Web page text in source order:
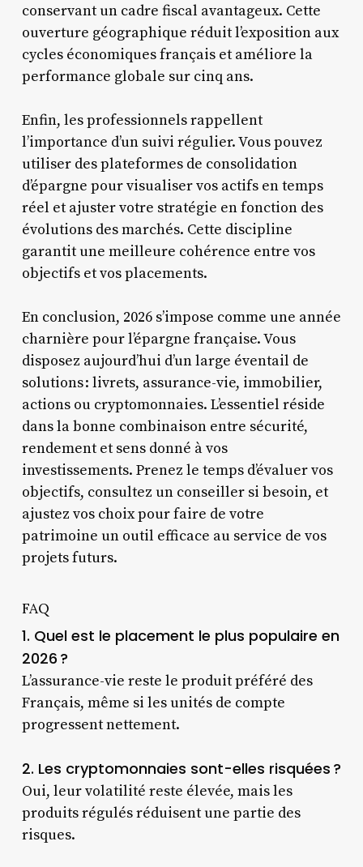
conservant un cadre fiscal avantageux. Cette
ouverture géographique réduit l’exposition aux
cycles économiques français et améliore la
performance globale sur cinq ans.
Enfin, les professionnels rappellent
l’importance d’un suivi régulier. Vous pouvez
utiliser des plateformes de consolidation
d’épargne pour visualiser vos actifs en temps
réel et ajuster votre stratégie en fonction des
évolutions des marchés. Cette discipline
garantit une meilleure cohérence entre vos
objectifs et vos placements.
En conclusion, 2026 s’impose comme une année
charnière pour l’épargne française. Vous
disposez aujourd’hui d’un large éventail de
solutions : livrets, assurance-vie, immobilier,
actions ou cryptomonnaies. L’essentiel réside
dans la bonne combinaison entre sécurité,
rendement et sens donné à vos
investissements. Prenez le temps d’évaluer vos
objectifs, consultez un conseiller si besoin, et
ajustez vos choix pour faire de votre
patrimoine un outil efficace au service de vos
projets futurs.
FAQ
1. Quel est le placement le plus populaire en
2026 ?
L’assurance-vie reste le produit préféré des
Français, même si les unités de compte
progressent nettement.
2. Les cryptomonnaies sont-elles risquées ?
Oui, leur volatilité reste élevée, mais les
produits régulés réduisent une partie des
risques.